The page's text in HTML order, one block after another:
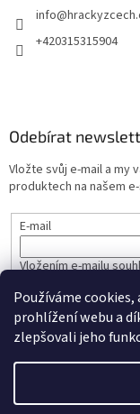
Používáme
prohlížení webu a
zlepšovali jeho
info@
+420315315904
Odebírat
Vložte svůj e-mail a my
produktech na našem
E-mail
Vložením e-mailu
PŘIHLÁSIT SE